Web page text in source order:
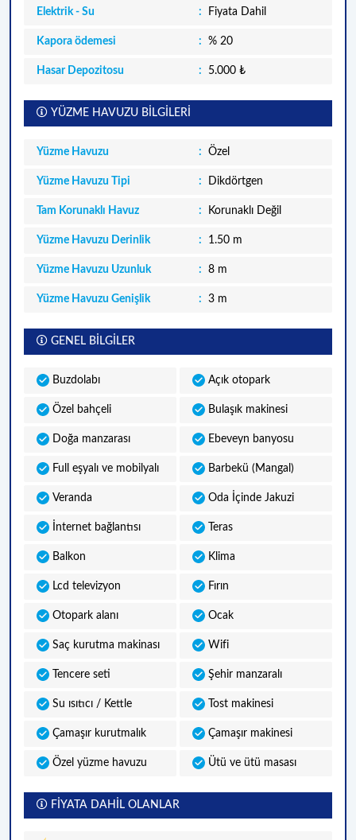
Elektrik - Su Fiyata Dahil
Kapora ödemesi % 20
Hasar Depozitosu 5.000 ₺
YÜZME HAVUZU BİLGİLERİ
Yüzme Havuzu Özel
Yüzme Havuzu Tipi Dikdörtgen
Tam Korunaklı Havuz Korunaklı Değil
Yüzme Havuzu Derinlik 1.50 m
Yüzme Havuzu Uzunluk 8 m
Yüzme Havuzu Genişlik 3 m
GENEL BİLGİLER
Buzdolabı Açık otopark
Özel bahçeli Bulaşık makinesi
Doğa manzarası Ebeveyn banyosu
Full eşyalı ve mobilyalı Barbekü (Mangal)
Veranda Oda İçinde Jakuzi
İnternet bağlantısı Teras
Balkon Klima
Lcd televizyon Fırın
Otopark alanı Ocak
Saç kurutma makinası Wifi
Tencere seti Şehir manzaralı
Su ısıtıcı / Kettle Tost makinesi
Çamaşır kurutmalık Çamaşır makinesi
Özel yüzme havuzu Ütü ve ütü masası
FİYATA DAHİL OLANLAR